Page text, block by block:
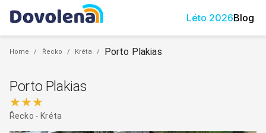
Léto 2026Blog
Home / Řecko / Kréta / Porto Plakias
Porto Plakias
★★★
Řecko - Kréta